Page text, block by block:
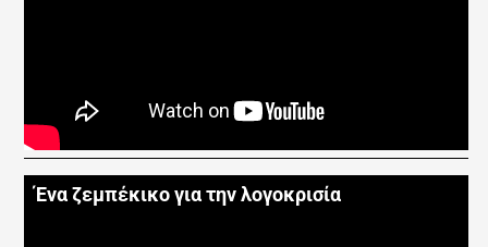
Ένα ζεμπέκικο για την λογοκρισία